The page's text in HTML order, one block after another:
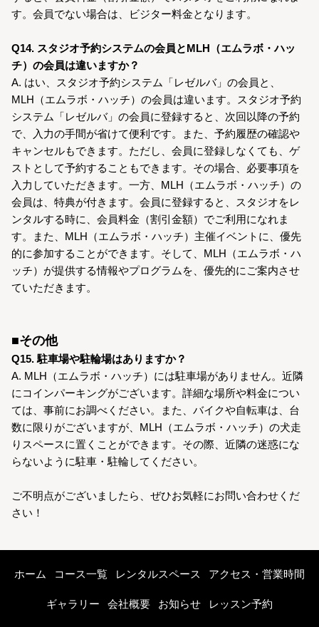
す。会員でない場合は、ビジター料金となります。
Q14. スタジオ予約システムの会員とMLH（エムラボ・ハッ
チ）の会員は違いますか？
A. はい、スタジオ予約システム「レゼルバ」の会員と、
MLH（エムラボ・ハッチ）の会員は違います。スタジオ予約
システム「レゼルバ」の会員に登録すると、次回以降の予約
で、入力の手間が省けて便利です。また、予約履歴の確認や
キャンセルもできます。ただし、会員に登録しなくても、ゲ
ストとして予約することもできます。その場合、必要事項を
入力していただきます。一方、MLH（エムラボ・ハッチ）の
会員は、特典が付きます。会員に登録すると、スタジオをレ
ンタルする時に、会員料金（割引金額）でご利用になれま
す。また、MLH（エムラボ・ハッチ）主催イベントに、優先
的に参加することができます。そして、MLH（エムラボ・ハ
ッチ）が提供する情報やプログラムを、優先的にご案内させ
ていただきます。
■その他
Q15. 駐車場や駐輪場はありますか？
A. MLH（エムラボ・ハッチ）には駐車場がありません。近隣
にコインパーキングがございます。詳細な場所や料金につい
ては、事前にお調べください。また、バイクや自転車は、台
数に限りがございますが、MLH（エムラボ・ハッチ）の犬走
りスペースに置くことができます。その際、近隣の迷惑にな
らないように駐車・駐輪してください。
ご不明点がございましたら、ぜひお気軽にお問い合わせくだ
さい！
ホーム コース一覧 レンタルスペース アクセス・営業時間
ギャラリー 会社概要 お知らせ レッスン予約